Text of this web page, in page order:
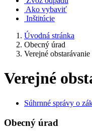
Ako vybaviť
Inštitúcie
Úvodná stránka
Obecný úrad
Verejné obstarávanie
Verejné
Súhrnné správy o
Obecný úrad